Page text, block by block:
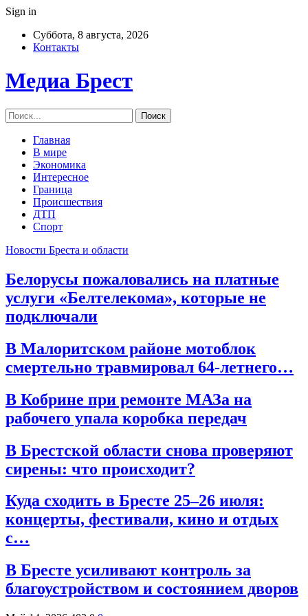
Sign in
Суббота, 8 августа, 2026
Контакты
Медиа Брест
Главная
В мире
Экономика
Интересное
Граница
Происшествия
ДТП
Спорт
Новости Бреста и области
Белорусы пожаловались на платные
услуги «Белтелекома», которые не
подключали
В Малоритском районе мотоблок
смертельно травмировал 64-летнего…
В Кобрине при ремонте МАЗа на
рабочего упала коробка передач
В Брестской области снова проверяют
сирены: что происходит?
Куда сходить в Бресте 25–26 июля:
концерты, фестивали, кино и отдых
с…
В Бресте усиливают контроль за
благоустройством и состоянием дворов